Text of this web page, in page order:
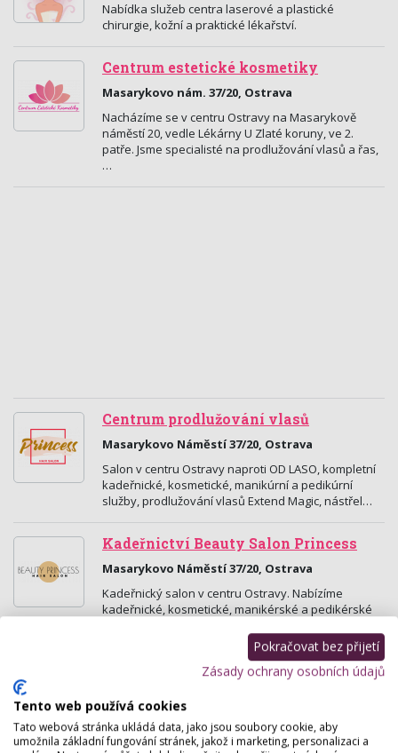
Nabídka služeb centra laserové a plastické
chirurgie, kožní a praktické lékařství.
Centrum estetické kosmetiky
Masarykovo nám. 37/20, Ostrava
Nacházíme se v centru Ostravy na Masarykově
náměstí 20, vedle Lékárny U Zlaté koruny, ve 2.
patře. Jsme specialisté na prodlužování vlasů a řas,
…
Centrum prodlužování vlasů
Masarykovo Náměstí 37/20, Ostrava
Salon v centru Ostravy naproti OD LASO, kompletní
kadeřnické, kosmetické, manikúrní a pedikúrní
služby, prodlužování vlasů Extend Magic, nástřel…
Kadeřnictví Beauty Salon Princess
Masarykovo Náměstí 37/20, Ostrava
Kadeřnický salon v centru Ostravy. Nabízíme
kadeřnické, kosmetické, manikérské a pedikérské
Dermokosmetický salon
od roku 1996. Odborné ošetření na míru, s přípravky
a metodami, které skutečně fungují, zaručeně!
Pokračovat bez přijetí
Zásady ochrany osobních údajů
Tento web používá cookies
Tato webová stránka ukládá data, jako jsou soubory cookie, aby
umožnila základní fungování stránek, jakož i marketing, personalizaci a